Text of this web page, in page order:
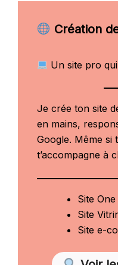
Création
Un site pro
Je crée ton site
en mains,
Google. Même si
t’accompagne à
Site
Site
Site e-